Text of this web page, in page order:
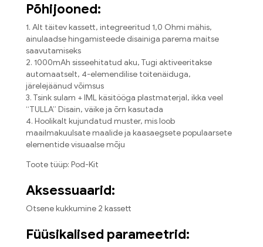
Põhijooned:
1. Alt täitev kassett, integreeritud 1,0 Ohmi mähis,
ainulaadse hingamisteede disainiga parema maitse
saavutamiseks
2. 1000mAh sisseehitatud aku, Tugi aktiveeritakse
automaatselt, 4-elemendilise toitenäiduga,
järelejäänud võimsus
3. Tsink sulam + IML käsitööga plastmaterjal, ikka veel
“TULLA” Disain, väike ja õrn kasutada
4. Hoolikalt kujundatud muster, mis loob
maailmakuulsate maalide ja kaasaegsete populaarsete
elementide visuaalse mõju
Toote tüüp: Pod-Kit
Aksessuaarid:
Otsene kukkumine 2 kassett
Füüsikalised parameetrid: